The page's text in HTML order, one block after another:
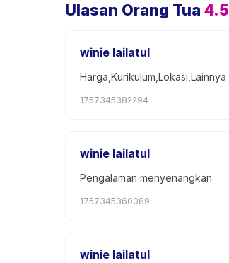
Ulasan Orang Tua 4.5
winie lailatul
Harga,Kurikulum,Lokasi,Lainnya
1757345382294
winie lailatul
Pengalaman menyenangkan.
1757345360089
winie lailatul